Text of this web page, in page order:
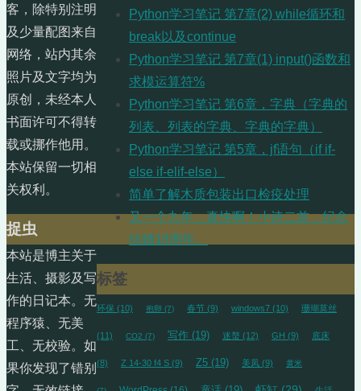
Python学习笔记 第7章(2) while循环和
break以及continue
Python学习笔记 第7章(1) input()函数和
求模运算符%
Python学习笔记 第6章，字典（字典的
列表、列表的字典、字典的字典）
Python学习笔记 第5章，jf语句（if if-
else if-elif-else）
简单了解木质包装出口检疫处理
又一个九年，真快啊！小诗二首，纪念
结婚18周年。
标签
环保 (10) 抱卵 (7) 春节 (9) windows7 (10) 珊瑚莫丝
(11) CO2 (7) 写作 (19) 迷螯 (12) GH (9) 底床
(8) Z 14-30 f4 S (9) Z5 (19) 美凤 (9) 黄米
客，除特别注明
及少量配图来自
网络，站内其余
照片及文字均为
原创，未经本人
书面许可不得转
载或挪作他用。
本站保留一切相
关权利。
捉虫
本站是博主关于
生活、摄影及写
作的日记本。无
程序猿、无美
工、无校验。如
果你发现了错别